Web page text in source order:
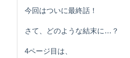
今回はついに最終話！
さて、どのような結末に…？
4ページ目は、